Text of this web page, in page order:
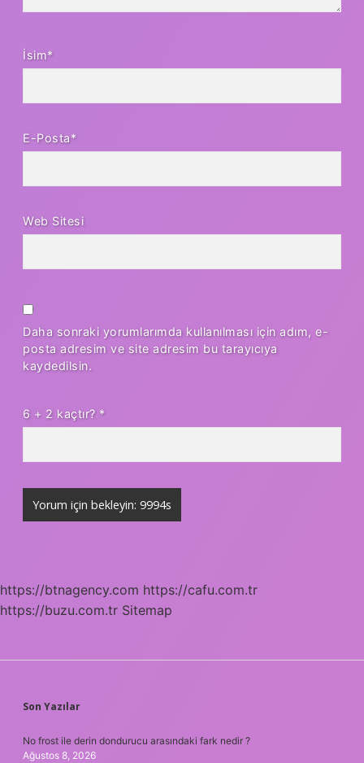
İsim*
E-Posta*
Web Sitesi
Daha sonraki yorumlarımda kullanılması için adım, e-
posta adresim ve site adresim bu tarayıcıya
kaydedilsin.
6 + 2 kaçtır? *
https://btnagency.com https://cafu.com.tr
https://buzu.com.tr Sitemap
SIDEBAR
Son Yazılar
No frost ile derin dondurucu arasındaki fark nedir ?
Ağustos 8, 2026